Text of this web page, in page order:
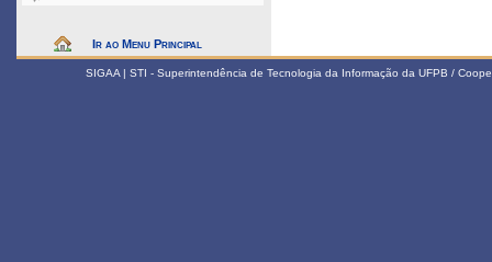
Ir ao Menu Principal
SIGAA | STI - Superintendência de Tecnologia da Informação da UFPB /